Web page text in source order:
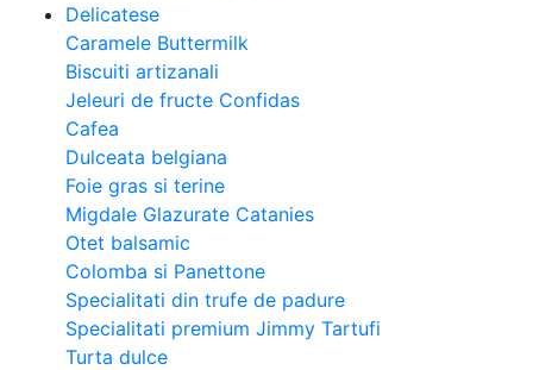
Delicatese
Caramele Buttermilk
Biscuiti artizanali
Jeleuri de fructe Confidas
Cafea
Dulceata belgiana
Foie gras si terine
Migdale Glazurate Catanies
Otet balsamic
Colomba si Panettone
Specialitati din trufe de padure
Specialitati premium Jimmy Tartufi
Turta dulce